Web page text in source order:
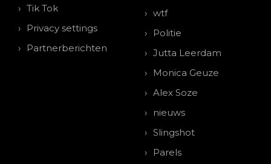
Tik Tok
Privacy settings
Partnerberichten
wtf
Politie
Jutta Leerdam
Monica Geuze
Alex Soze
nieuws
Slingshot
Parels